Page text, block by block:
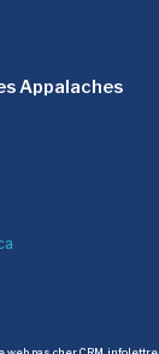
Appalaches